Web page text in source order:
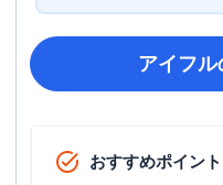
アイフル
おすすめポイント